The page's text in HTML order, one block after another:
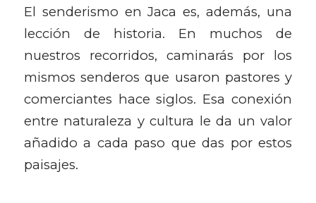
El senderismo en Jaca es, además, una
lección de historia. En muchos de
nuestros recorridos, caminarás por los
mismos senderos que usaron pastores y
comerciantes hace siglos. Esa conexión
entre naturaleza y cultura le da un valor
añadido a cada paso que das por estos
paisajes.